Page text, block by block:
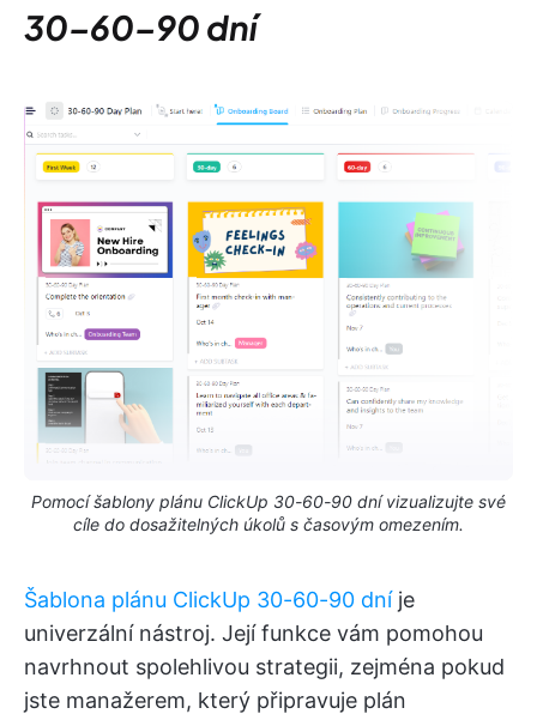
30–60–90 dní
Pomocí šablony plánu ClickUp 30-60-90 dní vizualizujte své
cíle do dosažitelných úkolů s časovým omezením.
Šablona plánu ClickUp 30-60-90 dníje
univerzální nástroj. Její funkce vám pomohou
navrhnout spolehlivou strategii, zejména pokud
jste manažerem, který připravuje plán